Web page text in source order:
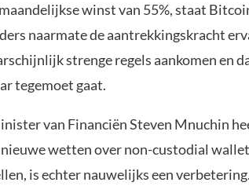
winst van 55%, staat
naarmate de aantrekkingskracht
strenge regels aankomen en
tegemoet gaat.
van Financiën Steven Mnuchin
wetten over non-custodial
is echter nauwelijks een verbetering.